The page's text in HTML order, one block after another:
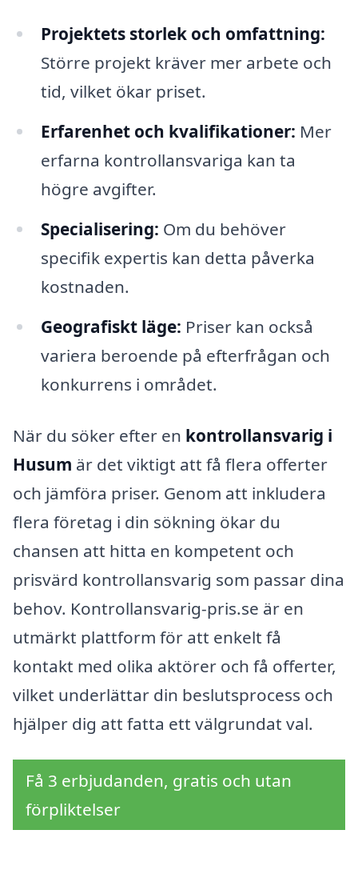
Projektets storlek och omfattning:
Större projekt kräver mer arbete och
tid, vilket ökar priset.
Erfarenhet och kvalifikationer: Mer
erfarna kontrollansvariga kan ta
högre avgifter.
Specialisering: Om du behöver
specifik expertis kan detta påverka
kostnaden.
Geografiskt läge: Priser kan också
variera beroende på efterfrågan och
konkurrens i området.
När du söker efter en kontrollansvarig i
Husum är det viktigt att få flera offerter
och jämföra priser. Genom att inkludera
flera företag i din sökning ökar du
chansen att hitta en kompetent och
prisvärd kontrollansvarig som passar dina
behov. Kontrollansvarig-pris.se är en
utmärkt plattform för att enkelt få
kontakt med olika aktörer och få offerter,
vilket underlättar din beslutsprocess och
hjälper dig att fatta ett välgrundat val.
Få 3 erbjudanden, gratis och utan
förpliktelser